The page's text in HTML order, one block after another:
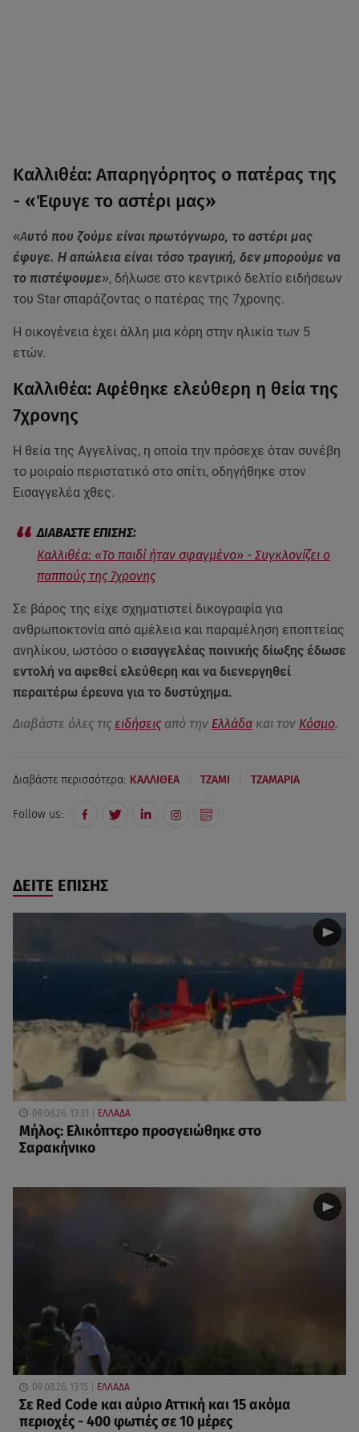
Καλλιθέα: Απαρηγόρητος ο πατέρας της
- «Έφυγε το αστέρι μας»
«Αυτό που ζούμε είναι πρωτόγνωρο, το αστέρι μας
έφυγε. Η απώλεια είναι τόσο τραγική, δεν μπορούμε να
το πιστέψουμε», δήλωσε στο κεντρικό δελτίο ειδήσεων
του Star σπαράζοντας ο πατέρας της 7χρονης.
Η οικογένεια έχει άλλη μια κόρη στην ηλικία των 5
ετών.
Καλλιθέα: Αφέθηκε ελεύθερη η θεία της
7χρονης
Η θεία της Αγγελίνας, η οποία την πρόσεχε όταν συνέβη
το μοιραίο περιστατικό στο σπίτι, οδηγήθηκε στον
Εισαγγελέα χθες.
Καλλιθέα: «Το παιδί ήταν σφαγμένο» - Συγκλονίζει ο
παππούς της 7χρονης
Σε βάρος της είχε σχηματιστεί δικογραφία για
ανθρωποκτονία από αμέλεια και παραμέληση εποπτείας
ανηλίκου, ωστόσο ο εισαγγελέας ποινικής δίωξης έδωσε
εντολή να αφεθεί ελεύθερη και να διενεργηθεί
περαιτέρω έρευνα για το δυστύχημα.
Διαβάστε όλες τις ειδήσεις από την Ελλάδα και τον Κόσμο.
Διαβάστε περισσότερα: ΚΑΛΛΙΘΕΑ ΤΖΑΜΙ ΤΖΑΜΑΡΙΑ
Follow us:
ΔΕΙΤΕ ΕΠΙΣΗΣ
09.08.26, 13:31 ΕΛΛΑΔΑ
Μήλος: Ελικόπτερο προσγειώθηκε στο
Σαρακήνικο
09.08.26, 13:15 ΕΛΛΑΔΑ
Σε Red Code και αύριο Αττική και 15 ακόμα
περιοχές - 400 φωτιές σε 10 μέρες